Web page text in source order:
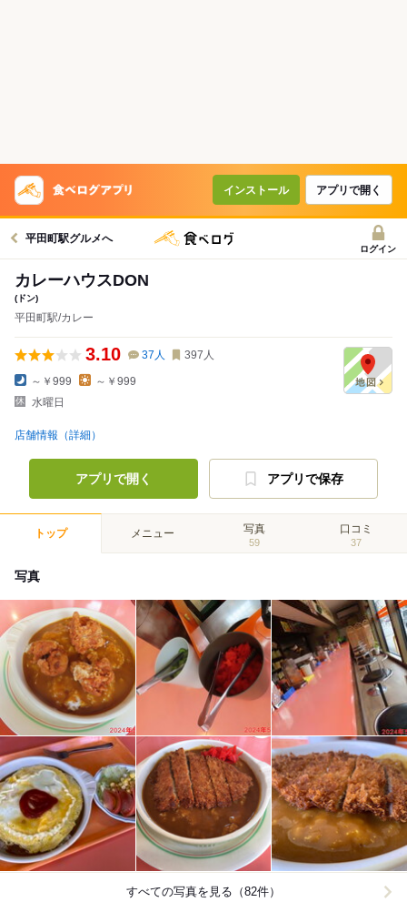
インストール アプリで開く
平田町駅グルメへ
ログイン
カレーハウスDON
(ドン)
平田町駅/カレー
3.10 37 人 397 人
～￥999
～￥999
水曜日
店舗情報（詳細）
アプリで開く アプリで保存
トップ メニュー 写真
59
口コミ
37
写真
すべての写真を見る（82件）